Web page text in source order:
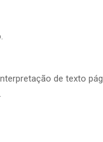
de texto